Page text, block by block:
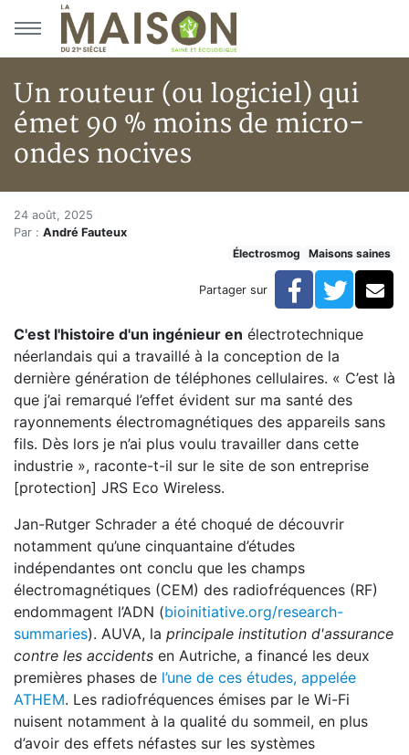
Aller au menu principal
Aller au contenu principal
Un routeur (ou logiciel) qui
émet 90 % moins de micro-
ondes nocives
Accueil
Articles
Hypersensibilités environnementales
Un routeur (ou logiciel) qui émet 90 % moins de
Un routeur (ou logiciel) qui
24 août, 2025
Par : André Fauteux
Électrosmog
Maisons saines
Partager sur Facebook
C'est l'histoire d'un ingénieur en électrotechnique
néerlandais qui a travaillé à la conception de la
dernière génération de téléphones cellulaires. « C’est là
que j’ai remarqué l’effet évident sur ma santé des
rayonnements électromagnétiques des appareils sans
fils. Dès lors je n’ai plus voulu travailler dans cette
industrie », raconte-t-il sur le site de son entreprise
[protection] JRS Eco Wireless.
Jan-Rutger Schrader a été choqué de découvrir
notamment qu’une cinquantaine d’études
indépendantes ont conclu que les champs
électromagnétiques (CEM) des radiofréquences (RF)
endommagent l’ADN (bioinitiative.org/research-
summaries). AUVA, la principale institution d'assurance
contre les accidents en Autriche, a financé les deux
premières phases de l’une de ces études, appelée
ATHEM. Les radiofréquences émises par le Wi-Fi
nuisent notamment à la qualité du sommeil, en plus
d’avoir des effets néfastes sur les systèmes